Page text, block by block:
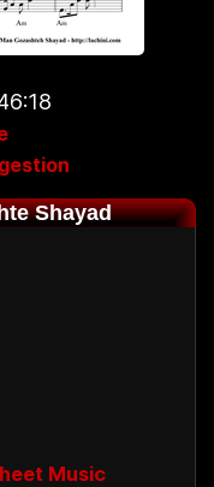
Shayad
Music